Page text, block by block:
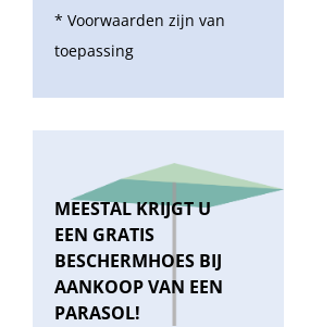
* Voorwaarden zijn van
toepassing
MEESTAL KRIJGT U
EEN GRATIS
BESCHERMHOES BIJ
AANKOOP VAN EEN
PARASOL!